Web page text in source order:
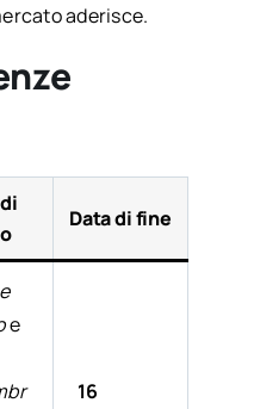
aderisce.
Data di fine
e
16